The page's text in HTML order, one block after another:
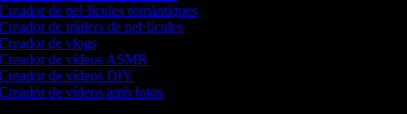
de pel·lícules romàntiques
de tràilers de pel·lícules
de vlogs
de vídeos ASMR
de vídeos DIY
de vídeos amb fotos